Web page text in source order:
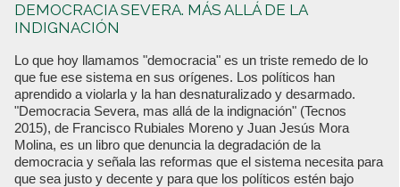
DEMOCRACIA SEVERA. MÁS ALLÁ DE LA
INDIGNACIÓN
Lo que hoy llamamos "democracia" es un triste remedo de lo
que fue ese sistema en sus orígenes. Los políticos han
aprendido a violarla y la han desnaturalizado y desarmado.
"Democracia Severa, mas allá de la indignación" (Tecnos
2015), de Francisco Rubiales Moreno y Juan Jesús Mora
Molina, es un libro que denuncia la degradación de la
democracia y señala las reformas que el sistema necesita para
que sea justo y decente y para que los políticos estén bajo